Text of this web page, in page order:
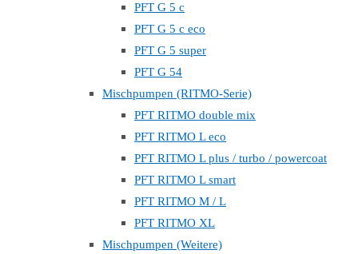
PFT G 5 c
PFT G 5 c eco
PFT G 5 super
PFT G 54
Mischpumpen (RITMO-Serie)
PFT RITMO double mix
PFT RITMO L eco
PFT RITMO L plus / turbo / powercoat
PFT RITMO L smart
PFT RITMO M / L
PFT RITMO XL
Mischpumpen (Weitere)